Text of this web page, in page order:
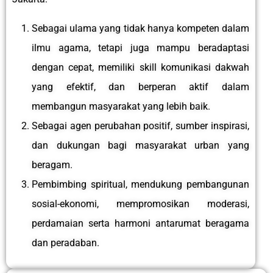
Sebagai ulama yang tidak hanya kompeten dalam
ilmu agama, tetapi juga mampu beradaptasi
dengan cepat, memiliki skill komunikasi dakwah
yang efektif, dan berperan aktif dalam
membangun masyarakat yang lebih baik.
Sebagai agen perubahan positif, sumber inspirasi,
dan dukungan bagi masyarakat urban yang
beragam.
Pembimbing spiritual, mendukung pembangunan
sosial-ekonomi, mempromosikan moderasi,
perdamaian serta harmoni antarumat beragama
dan peradaban.